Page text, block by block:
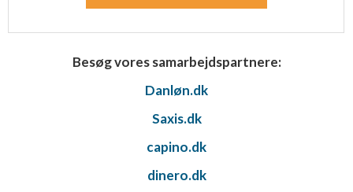
Besøg vores samarbejdspartnere:
Danløn.dk
Saxis.dk
capino.dk
dinero.dk